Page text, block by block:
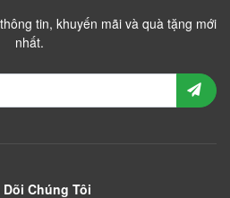
tin, khuyến mãi và quà tặng mới
nhất.
Chúng Tôi